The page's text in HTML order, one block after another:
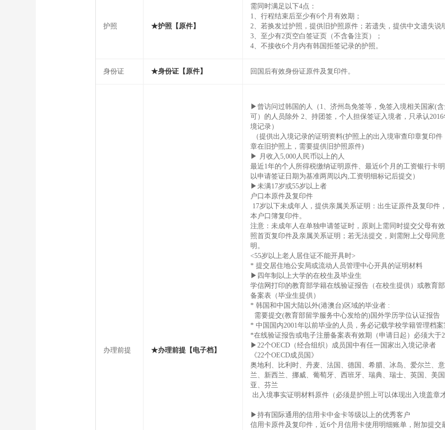
护照 ★护照【原件】
需同时满足以下4点：
1、行程结束后至少有6个月有效期；
2、若换发过护照，提供旧护照原件；若遗失，提供中文遗失说
3、至少有2页空白签证页（不含备注页）；
4、不接收6个月内有韩国拒签记录的护照。
身份证 ★身份证【原件】 回国后有效身份证原件及复印件。
办理前提 ★办理前提【电子档】
▶曾访问过韩国的人（1、济州岛免签等，免签入境相关国家(
可）的人员除外 2、持团签，个人担保签证入境者，只承认
境记录）
（提供出入境记录的证明资料(护照上的出入境审查印章复印
章在旧护照上，需要提供旧护照原件)
▶ 月收入5,000人民币以上的人
最近1年的个人所得税缴纳证明原件、最近6个月的工资银行卡
以申请签证日期为基准两周以内,工资明细标记后提交）
▶未满17岁或55岁以上者
户口本原件及复印件
17岁以下未成年人，提供亲属关系证明：出生证原件及复印件
本户口簿复印件。
注意：未成年人在单独申请签证时，原则上需同时提交父母有
照首页复印件及亲属关系证明；若无法提交，则需附上父母同
明。
<55岁以上老人居住证不能开具时>
* 提交居住地公安局或流动人员管理中心开具的证明材料
▶四年制以上大学的在校生及毕业生
学信网打印的教育部学籍在线验证报告（在校生提供）或教育
备案表（毕业生提供）
* 韩国和中国大陆以外(港澳台)区域的毕业者 :
需要提交(教育部留学服务中心发给的)国外学历学位认证报告
* 中国国内2001年以前毕业的人员，务必记载学校学籍管理档
*在线验证报告或电子注册备案表有效期（申请日起）必须大于
▶22个OECD（经合组织）成员国中有任一国家出入境记录者
《22个OECD成员国》
奥地利、比利时、丹麦、法国、德国、希腊、冰岛、爱尔兰、
兰、新西兰、挪威、葡萄牙、西班牙、瑞典、瑞士、英国、美
亚、芬兰
出入境事实证明材料原件（必须是护照上可以体现出入境盖章
▶持有国际通用的信用卡中金卡等级以上的优秀客户
信用卡原件及复印件，近6个月信用卡使用明细账单，附加提交